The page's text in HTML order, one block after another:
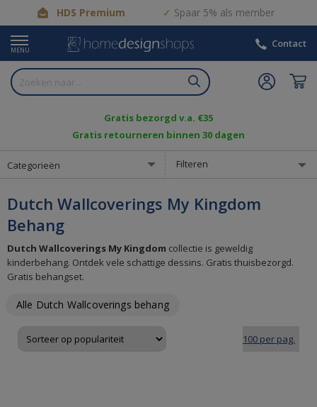
HDS Premium Spaar 5% als member
MENU
Contact
Gratis bezorgd v.a. €35
Gratis retourneren binnen 30 dagen
Categorieën Filteren
Dutch Wallcoverings My Kingdom
Behang
Dutch Wallcoverings My Kingdom collectie is geweldig
kinderbehang. Ontdek vele schattige dessins. Gratis thuisbezorgd.
Gratis behangset.
Alle Dutch Wallcoverings behang